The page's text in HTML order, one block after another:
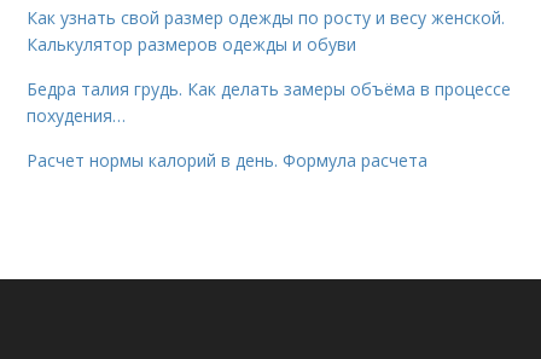
Как узнать свой размер одежды по росту и весу женской.
Калькулятор размеров одежды и обуви
Бедра талия грудь. Как делать замеры объёма в процессе
похудения…
Расчет нормы калорий в день. Формула расчета